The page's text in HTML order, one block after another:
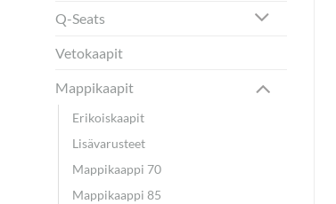
Q-Seats
Vetokaapit
Mappikaapit
Erikoiskaapit
Lisävarusteet
Mappikaappi 70
Mappikaappi 85